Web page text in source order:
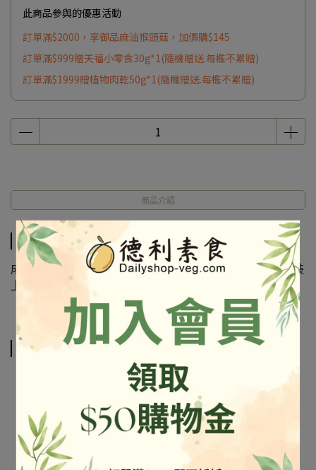
此商品參與的優惠活動
訂單滿$2000，享御品麻油猴頭菇，加價購$145
訂單滿$999贈天福小零食30g*1(隨機贈送.每檻不累贈)
訂單滿$1999贈植物肉乾50g*1(隨機贈送.每檻不累贈)
商品介紹
商品介紹
成份及營養標示如圖所示，若與圖片有差異時，以實際包裝
相關商品